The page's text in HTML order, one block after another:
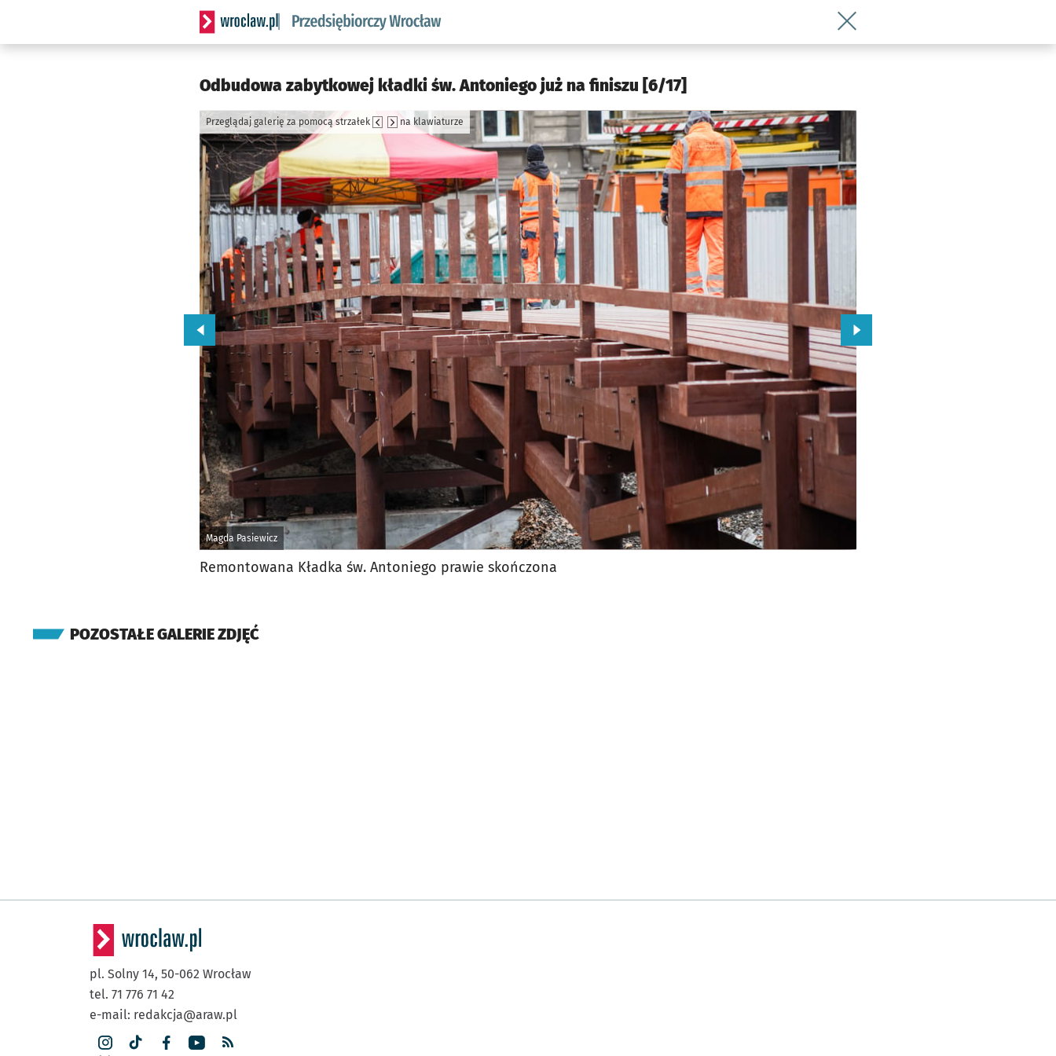
Serwis informacyjny wroclaw.pl podserwis: Strategia rozwoju przedsiębiorczości miasta Wrocławia
Wróć do artykułu Odbudowa
Odbudowa zabytkowej kładki św. Antoniego już na finiszu [6/17]
Magda Pasiewicz
Przeglądaj galerię za pomocą strzałek na klawiaturze
Przejdź do poprzedniego zdjęcia. Przejdź do kolejnego zdjęcia.
Remontowana Kładka św. Antoniego prawie skończona
POZOSTAŁE GALERIE ZDJĘĆ
pl. Solny 14, 50-062 Wrocław
tel. 71 776 71 42
e-mail: redakcja@araw.pl